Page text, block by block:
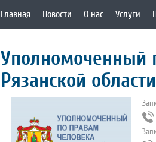
Главная Новости О нас Услуги
Уполномоченный
Рязанской области